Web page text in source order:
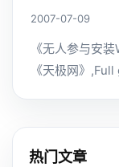
2007-07-09
《无人参与安
《天极网》
热门文章